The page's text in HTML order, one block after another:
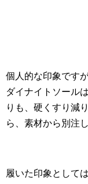
個人的な印象です
ダイナイトソール
りも、硬くすり減
ら、素材から別注
履いた印象として